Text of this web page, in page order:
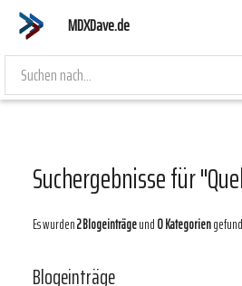
MDXDave.de
Suchergebnisse für
Es wurden2 Blogeinträgeund0 Kategorien
Blogeinträge